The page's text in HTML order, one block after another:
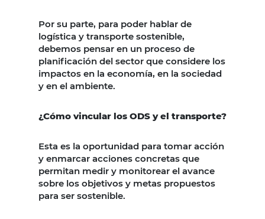
Por su parte, para poder hablar de
logística y transporte sostenible,
debemos pensar en un proceso de
planificación del sector que considere los
impactos en la economía, en la sociedad
y en el ambiente.
¿Cómo vincular los ODS y el transporte?
Esta es la oportunidad para tomar acción
y enmarcar acciones concretas que
permitan medir y monitorear el avance
sobre los objetivos y metas propuestos
para ser sostenible.